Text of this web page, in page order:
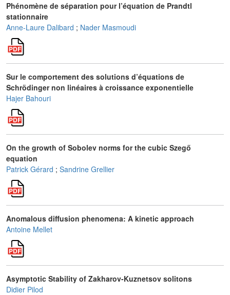
Phénomène de séparation pour l’équation de Prandtl
stationnaire
Anne-Laure Dalibard ; Nader Masmoudi
Sur le comportement des solutions d’équations de
Schrödinger non linéaires à croissance exponentielle
Hajer Bahouri
On the growth of Sobolev norms for the cubic Szegő
equation
Patrick Gérard ; Sandrine Grellier
Anomalous diffusion phenomena: A kinetic approach
Antoine Mellet
Asymptotic Stability of Zakharov-Kuznetsov solitons
Didier Pilod